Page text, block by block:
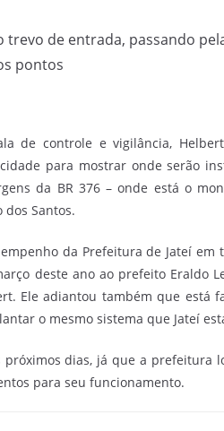
de entrada, passando
pontos
de controle e vigilância,
para mostrar onde serão
da BR 376 – onde está o
Santos.
da Prefeitura de Jateí em
deste ano ao prefeito Eraldo
Ele adiantou também que está
o mesmo sistema que Jateí
dias, já que a prefeitura
para seu funcionamento.